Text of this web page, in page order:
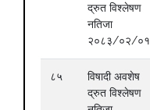
द्रुत विश्लेषण
नतिजा
२०८३/०२/०१
८५
विषादी अवशेष
द्रुत विश्लेषण